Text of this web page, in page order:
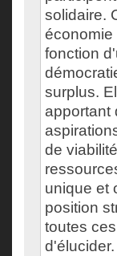
solidaire.
économie
fonction
surplus.
apportant
de
unique et
position
toutes